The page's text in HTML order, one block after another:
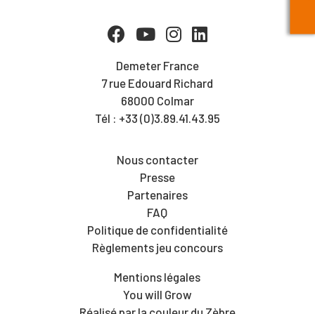
Demeter France
7 rue Edouard Richard
68000 Colmar
Tél : +33 (0)3.89.41.43.95
Nous contacter
Presse
Partenaires
FAQ
Politique de confidentialité
Règlements jeu concours
Mentions légales
You will Grow